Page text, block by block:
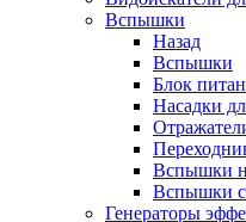
Вспышки
Назад
Вспышки
Блок
Насадки
Вспышки
Вспышки
Генераторы